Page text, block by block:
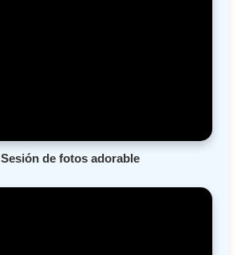
Sesión de fotos adorable